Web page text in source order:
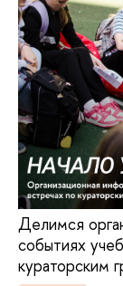
Делимся
событиях
кураторским